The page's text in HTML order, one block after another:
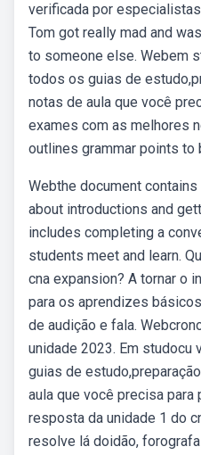
verificada por
Tom got really mad and
to someone else. Webem
todos os guias de
notas de aula que você
exames com as melhores
outlines grammar points to
Webthe document
about introductions and
includes completing a
students meet and learn.
cna expansion? A tornar o
para os aprendizes
de audição e fala.
unidade 2023. Em studocu
guias de
aula que você precisa
resposta da unidade 1 do
resolve lá doidão,